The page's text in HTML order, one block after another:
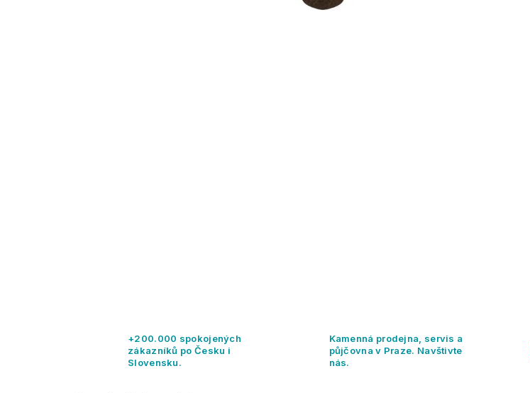
+200.000 spokojených
zákazníků po Česku i
Slovensku.
Kamenná prodejna, servis a
půjčovna v Praze. Navštivte
nás.